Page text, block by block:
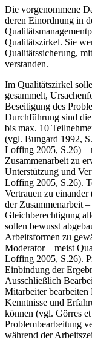
Die vorgenommene
deren Einordnung in
Qualitätszirkel. Sie
Qualitätssicherung,
verstanden.
Im Qualitätszirkel
gesammelt,
Beseitigung des
Durchführung sind
bis max. 10
(vgl. Bungard 1992,
Loffing 2005, S.26) –
Zusammenarbeit zu
Unterstützung und
Loffing 2005, S.26).
Vertrauen zu
der Zusammenarbeit
Gleichberechtigung
sollen bewusst
Arbeitsformen zu
Moderator – meist
Loffing 2005, S.26).
Einbindung der
Ausschließlich
Mitarbeiter
Kenntnisse und
können (vgl. Görres
Problembearbeitung
während der